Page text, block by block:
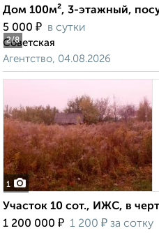
2/8
Дом 100м², 3-этажный,
5 000 ₽ в сутки
Советская
Агентство, 04.08.2026
1
Участок 10 сот., ИЖС, в
1 200 000 ₽ 1 200 ₽ за сотку